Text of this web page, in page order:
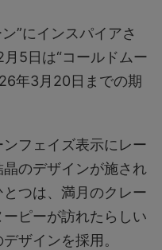
”にインスパイアさ
5日は“コールドムー
年3月20日までの期
フェイズ表示にレー
のデザインが施され
つは、満月のクレー
ピーが訪れたらしい
ザインを採用。